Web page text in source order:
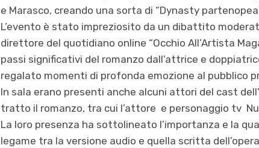
e Marasco, creando una sorta di “Dynasty
L’evento è stato impreziosito da un dibattito
direttore del quotidiano online “Occhio All’Artista
passi significativi del romanzo dall’attrice e
regalato momenti di profonda emozione al pubblico
In sala erano presenti anche alcuni attori del cast
tratto il romanzo, tra cui l’attore e personaggio tv
La loro presenza ha sottolineato l’importanza e la
legame tra la versione audio e quella scritta